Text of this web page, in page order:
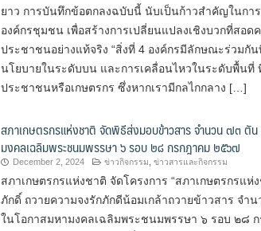
ยาว การบันทึกข้อตกลงฉบับนี้ นับเป็นก้าวสำคัญในกา
องค์กรชุมชน เพื่อสร้างการเปลี่ยนแปลงเชิงบวกที่สอด
ประชาชนอย่างแท้จริง “สิ่งที่ 4 องค์กรมีลักษณะร่วมกั
นโยบายในระดับบน และการเคลื่อนไหวในระดับพื้นที่
ประชาชนหรือเกษตรกร ซึ่งหากเรามีกลไกกลาง […]
สภาเกษตรกรแห่งชาติ จัดพิธีส่งมอบข้าวสาร จำนวน ๗๓ ตัน
มงคลเฉลิมพระชนมพรรษา ๖ รอบ ๒๘ กรกฎาคม ๒๕๖๗
December 2, 2024 ข่าวกิจกรรม ข่าวสารและกิจกรรม
สภาเกษตรกรแห่งชาติ จัดโครงการ “สภาเกษตรกรแห่
ภักดิ์ ถวายความจงรักภักดีน้อมเกล้าถวายข้าวสาร จำ
ในโอกาสมหามงคลเฉลิมพระชนมพรรษา ๖ รอบ ๒๘